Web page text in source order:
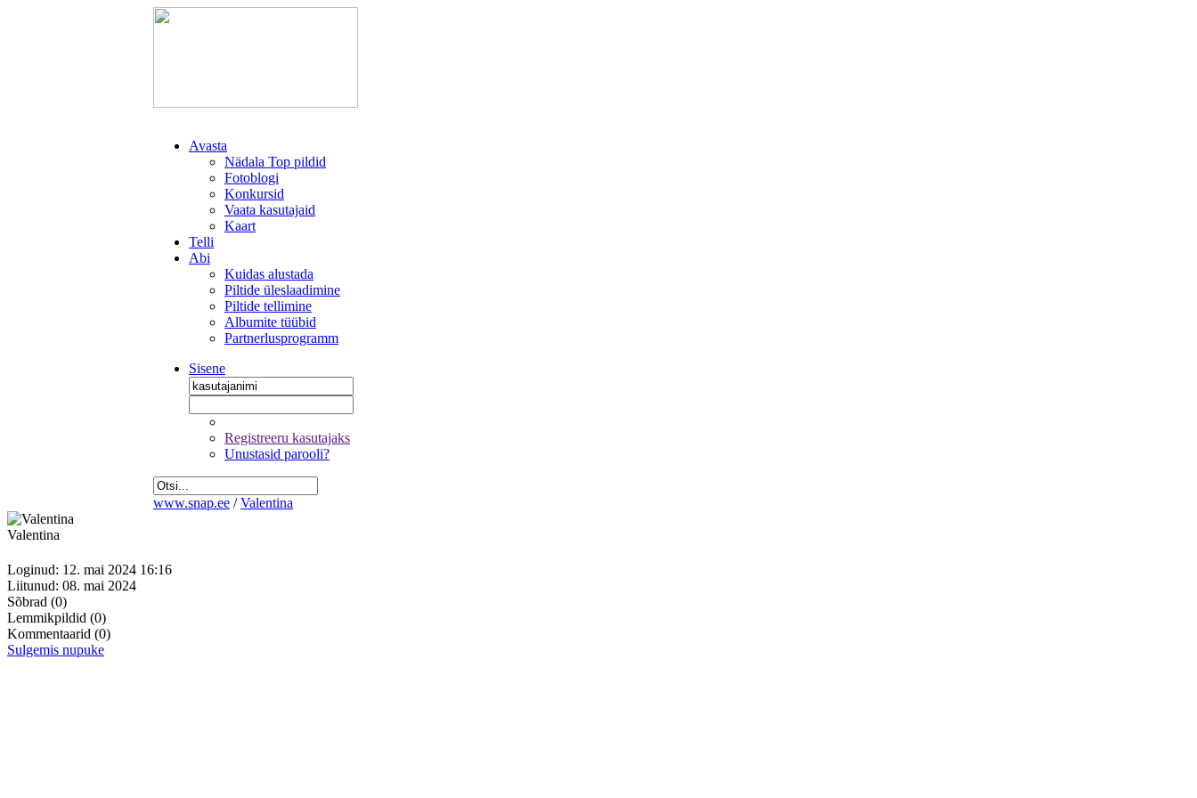
Avasta
Nädala Top pildid
Fotoblogi
Konkursid
Vaata kasutajaid
Kaart
Telli
Abi
Kuidas alustada
Piltide üleslaadimine
Piltide tellimine
Albumite tüübid
Partnerlusprogramm
Sisene
Registreeru kasutajaks
Unustasid parooli?
www.snap.ee / Valentina
Valentina
Loginud: 12. mai 2024 16:16
Liitunud: 08. mai 2024
Sõbrad (0)
Lemmikpildid (0)
Kommentaarid (0)
Sulgemis nupuke